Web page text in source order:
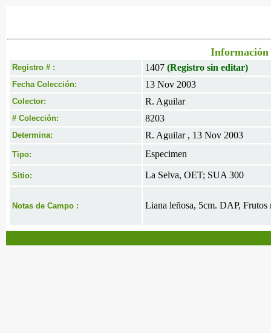
Información
Registro # : 1407 (Registro sin editar)
Fecha Colección: 13 Nov 2003
Colector: R. Aguilar
# Colección: 8203
Determina: R. Aguilar , 13 Nov 2003
Tipo: Especimen
Sitio: La Selva, OET; SUA 300
Notas de Campo : Liana leñosa, 5cm. DAP, Frutos